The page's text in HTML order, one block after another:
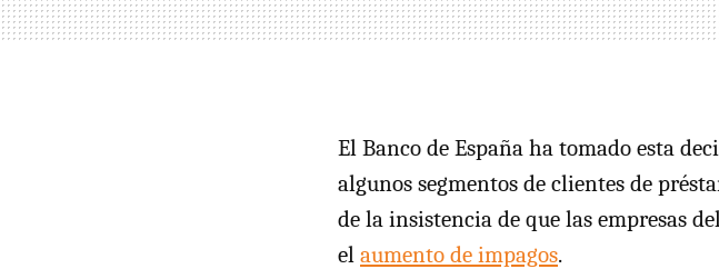
El Banco de España ha tomado esta
algunos segmentos de clientes de
de la insistencia de que las empresas
el aumento de impagos.